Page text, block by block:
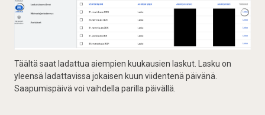
Täältä saat ladattua aiempien kuukausien laskut. Lasku on
yleensä ladattavissa jokaisen kuun viidentenä päivänä.
Saapumispäivä voi vaihdella parilla päivällä.